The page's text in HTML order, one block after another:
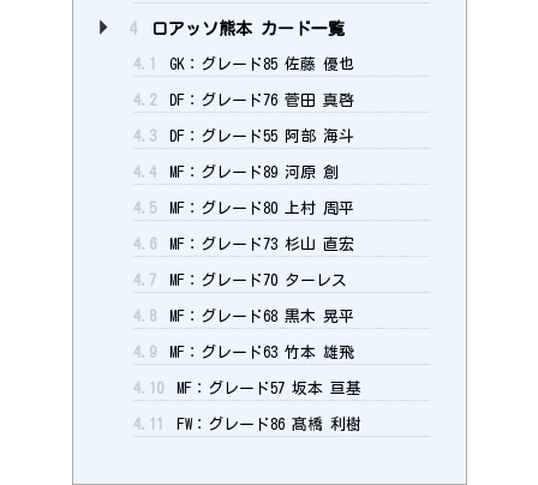
4 ロアッソ熊本 カード一覧
4.1 GK：グレード85 佐藤 優也
4.2 DF：グレード76 菅田 真啓
4.3 DF：グレード55 阿部 海斗
4.4 MF：グレード89 河原 創
4.5 MF：グレード80 上村 周平
4.6 MF：グレード73 杉山 直宏
4.7 MF：グレード70 ターレス
4.8 MF：グレード68 黒木 晃平
4.9 MF：グレード63 竹本 雄飛
4.10 MF：グレード57 坂本 亘基
4.11 FW：グレード86 髙橋 利樹